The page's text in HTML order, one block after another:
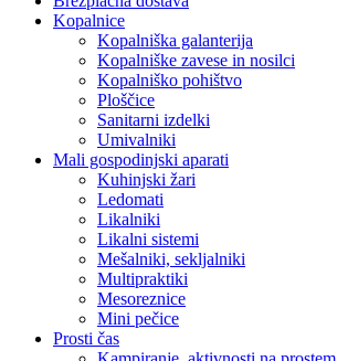
Kopalnice
Kopalniška galanterija
Kopalniške zavese in nosilci
Kopalniško pohištvo
Ploščice
Sanitarni izdelki
Umivalniki
Mali gospodinjski aparati
Kuhinjski žari
Ledomati
Likalniki
Likalni sistemi
Mešalniki, sekljalniki
Multipraktiki
Mesoreznice
Mini pečice
Prosti čas